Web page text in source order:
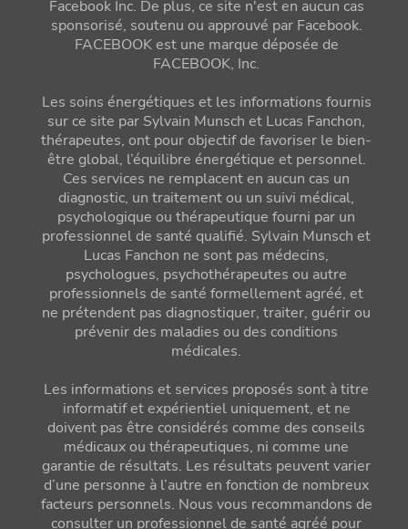
Facebook Inc. De plus, ce site n'est en aucun cas
sponsorisé, soutenu ou approuvé par Facebook.
FACEBOOK est une marque déposée de
FACEBOOK, Inc.
Les soins énergétiques et les informations fournis
sur ce site par Sylvain Munsch et Lucas Fanchon,
thérapeutes, ont pour objectif de favoriser le bien-
être global, l’équilibre énergétique et personnel.
Ces services ne remplacent en aucun cas un
diagnostic, un traitement ou un suivi médical,
psychologique ou thérapeutique fourni par un
professionnel de santé qualifié. Sylvain Munsch et
Lucas Fanchon ne sont pas médecins,
psychologues, psychothérapeutes ou autre
professionnels de santé formellement agréé, et
ne prétendent pas diagnostiquer, traiter, guérir ou
prévenir des maladies ou des conditions
médicales.
Les informations et services proposés sont à titre
informatif et expérientiel uniquement, et ne
doivent pas être considérés comme des conseils
médicaux ou thérapeutiques, ni comme une
garantie de résultats. Les résultats peuvent varier
d’une personne à l’autre en fonction de nombreux
facteurs personnels. Nous vous recommandons de
consulter un professionnel de santé agréé pour